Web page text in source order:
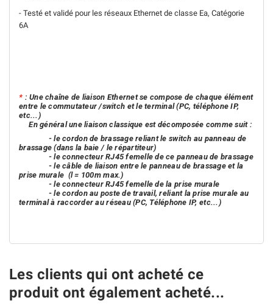
- Testé et validé pour les réseaux Ethernet de classe Ea, Catégorie
6A
* : Une chaîne de liaison Ethernet se compose de chaque élément
entre le commutateur /switch et le terminal (PC, téléphone IP,
etc...)
En général une liaison classique est décomposée comme suit :
- le cordon de brassage reliant le switch au panneau de
brassage (dans la baie / le répartiteur)
- le connecteur RJ45 femelle de ce panneau de brassage
- le câble de liaison entre le panneau de brassage et la
prise murale (l = 100m max.)
- le connecteur RJ45 femelle de la prise murale
- le cordon au poste de travail, reliant la prise murale au
terminal à raccorder au réseau (PC, Téléphone IP, etc...)
Les clients qui ont acheté ce
produit ont également acheté...